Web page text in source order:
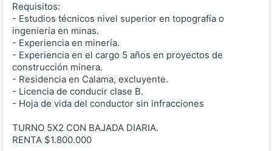
Requisitos:
- Estudios técnicos nivel superior en topografía o
ingeniería en minas.
- Experiencia en minería.
- Experiencia en el cargo 5 años en proyectos de
construcción minera.
- Residencia en Calama, excluyente.
- Licencia de conducir clase B.
- Hoja de vida del conductor sin infracciones
TURNO 5X2 CON BAJADA DIARIA.
RENTA $1.800.000